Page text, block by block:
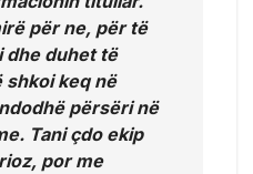
për ne, për të
dhe duhet të
shkoi keq në
përsëri në
Tani çdo ekip
por me